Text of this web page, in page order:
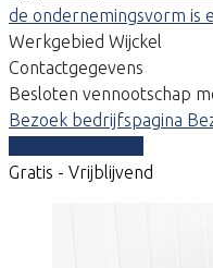
de ondernemingsvorm is
Werkgebied Wijckel
Contactgegevens
Besloten vennootschap
Bezoek bedrijfspagina
Gratis - Vrijblijvend